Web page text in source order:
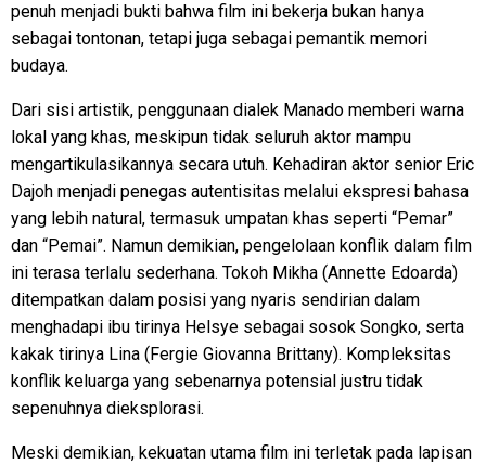
penuh menjadi bukti bahwa film ini bekerja bukan hanya
sebagai tontonan, tetapi juga sebagai pemantik memori
budaya.
Dari sisi artistik, penggunaan dialek Manado memberi warna
lokal yang khas, meskipun tidak seluruh aktor mampu
mengartikulasikannya secara utuh. Kehadiran aktor senior Eric
Dajoh menjadi penegas autentisitas melalui ekspresi bahasa
yang lebih natural, termasuk umpatan khas seperti “Pemar”
dan “Pemai”. Namun demikian, pengelolaan konflik dalam film
ini terasa terlalu sederhana. Tokoh Mikha (Annette Edoarda)
ditempatkan dalam posisi yang nyaris sendirian dalam
menghadapi ibu tirinya Helsye sebagai sosok Songko, serta
kakak tirinya Lina (Fergie Giovanna Brittany). Kompleksitas
konflik keluarga yang sebenarnya potensial justru tidak
sepenuhnya dieksplorasi.
Meski demikian, kekuatan utama film ini terletak pada lapisan